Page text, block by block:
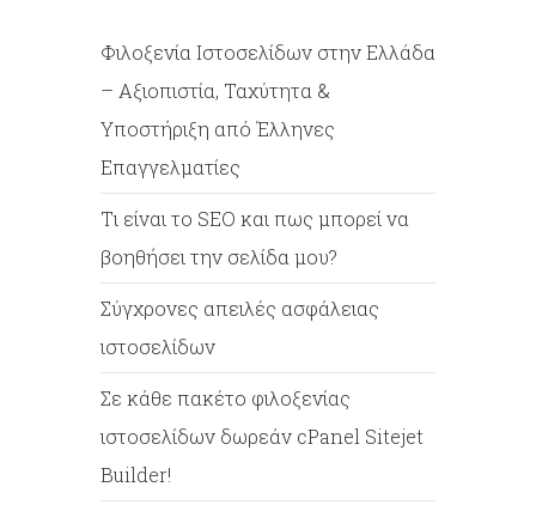
Φιλοξενία Ιστοσελίδων στην Ελλάδα
– Αξιοπιστία, Ταχύτητα &
Υποστήριξη από Έλληνες
Επαγγελματίες
Tι είναι το SEO και πως μπορεί να
βοηθήσει την σελίδα μου?
Σύγχρονες απειλές ασφάλειας
ιστοσελίδων
Σε κάθε πακέτο φιλοξενίας
ιστοσελίδων δωρεάν cPanel Sitejet
Builder!